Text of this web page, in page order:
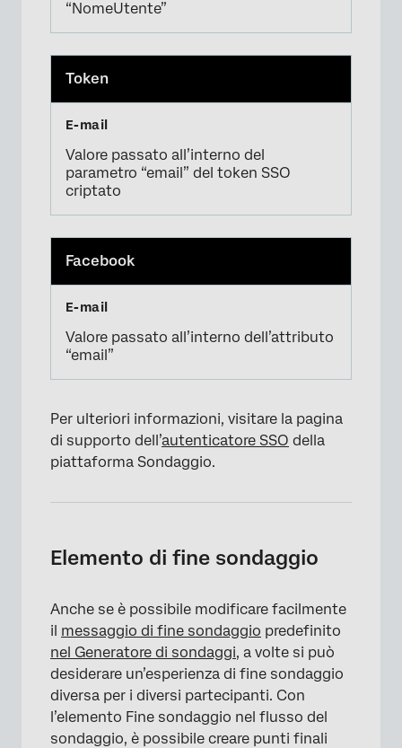
“NomeUtente”
Token
Valore passato all’interno del
parametro “email” del token SSO
criptato
Facebook
Valore passato all’interno dell’attributo
“email”
Per ulteriori informazioni, visitare la pagina
di supporto dell’autenticatore SSO della
piattaforma Sondaggio.
Elemento di fine sondaggio
Anche se è possibile modificare facilmente
il messaggio di fine sondaggio predefinito
nel Generatore di sondaggi, a volte si può
desiderare un’esperienza di fine sondaggio
diversa per i diversi partecipanti. Con
l’elemento Fine sondaggio nel flusso del
sondaggio, è possibile creare punti finali